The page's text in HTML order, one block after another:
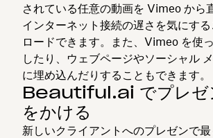
されている任意の動画を Vimeo から
インターネット接続の遅さを気にす
ロードできます。また、Vimeo を使
したり、ウェブページやソーシャル
に埋め込んだりすることもできます。
Beautiful.ai でプレゼ
をかける
新しいクライアントへのプレゼンで